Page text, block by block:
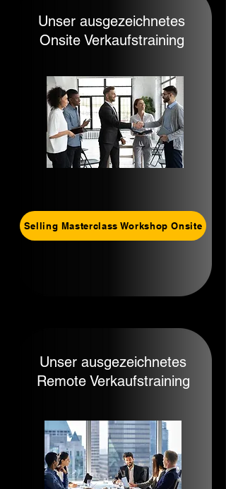
Unser ausgezeichnetes
Onsite Verkaufstraining
Selling Masterclass Workshop Onsite
Unser ausgezeichnetes
Remote Verkaufstraining